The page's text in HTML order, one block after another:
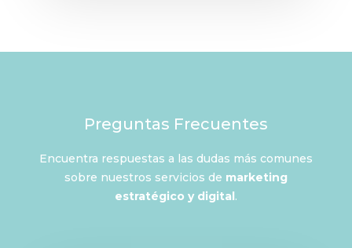
Preguntas Frecuentes
Encuentra respuestas a las dudas más comunes
sobre nuestros servicios de marketing
estratégico y digital.